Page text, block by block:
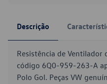
Descrição
Resistência de Ventilador
código 6Q0-959-263-A
Polo Gol. Peças VW